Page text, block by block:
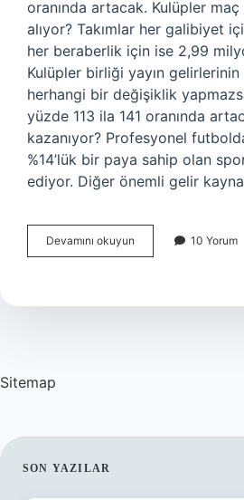
oranında artacak. Kulüpler maç
alıyor? Takımlar her galibiyet
her beraberlik için ise 2,99
Kulüpler birliği yayın gelirlerinin
herhangi bir değişiklik
yüzde 113 ila 141 oranında
kazanıyor? Profesyonel
%14’lük bir paya sahip olan
ediyor. Diğer önemli gelir
Devamını okuyun
Kulüplere
Para
10 Yorum
Sitemap
SIDEBAR
SON YAZILAR